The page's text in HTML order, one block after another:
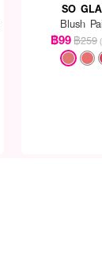
SO
Blush
฿99฿259